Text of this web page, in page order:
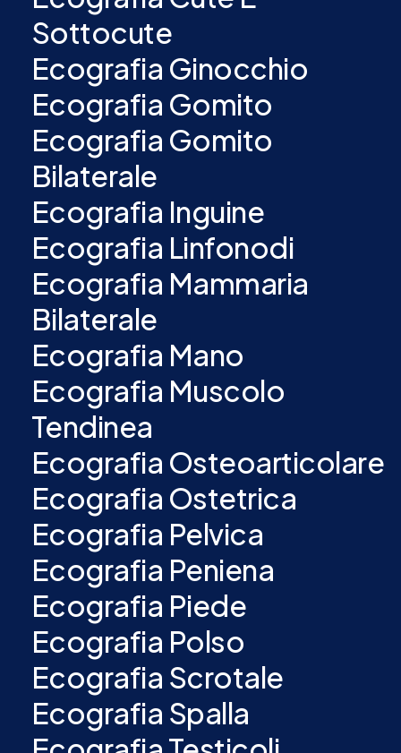
Sottocute
Ecografia Ginocchio
Ecografia Gomito
Ecografia Gomito
Bilaterale
Ecografia Inguine
Ecografia Linfonodi
Ecografia Mammaria
Bilaterale
Ecografia Mano
Ecografia Muscolo
Tendinea
Ecografia Osteoarticolare
Ecografia Ostetrica
Ecografia Pelvica
Ecografia Peniena
Ecografia Piede
Ecografia Polso
Ecografia Scrotale
Ecografia Spalla